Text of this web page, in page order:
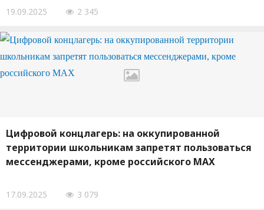
19.09.2025 2 345
Цифровой концлагерь: на оккупированной
территории школьникам запретят пользоваться
мессенджерами, кроме российского MAX
17.09.2025 3 079